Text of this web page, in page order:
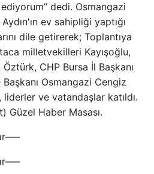
dedi. Osmangazi
ev sahipliği yaptığı
dile getirerek; Toplantıya
milletvekilleri Kayışoğlu,
CHP Bursa İl Başkanı
Osmangazi Cengiz
ve vatandaşlar katıldı.
Güzel Haber Masası.